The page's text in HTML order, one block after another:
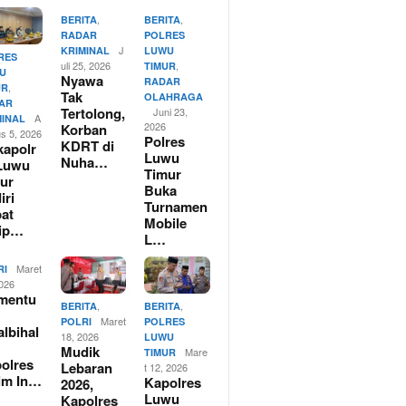
A
5, 2026
BERITA,
RADAR
KRIMINAL
J
uli 25, 2026
Nyawa
Tak
Tertolong,
Korban
KDRT di
Nuha…
BERITA,
POLRES
LUWU
TIMUR,
RADAR
OLAHRAGA
Juni 23,
2026
Polres
Luwu
Timur
Buka
Turnamen
Mobile
L…
Maret
In…
BERITA,
POLRI
Maret
18, 2026
Mudik
Lebaran
2026,
Kapolres
BERITA
POLRES
LUWU
TIMUR
Mare
t 12, 2026
Kapolres
Luwu